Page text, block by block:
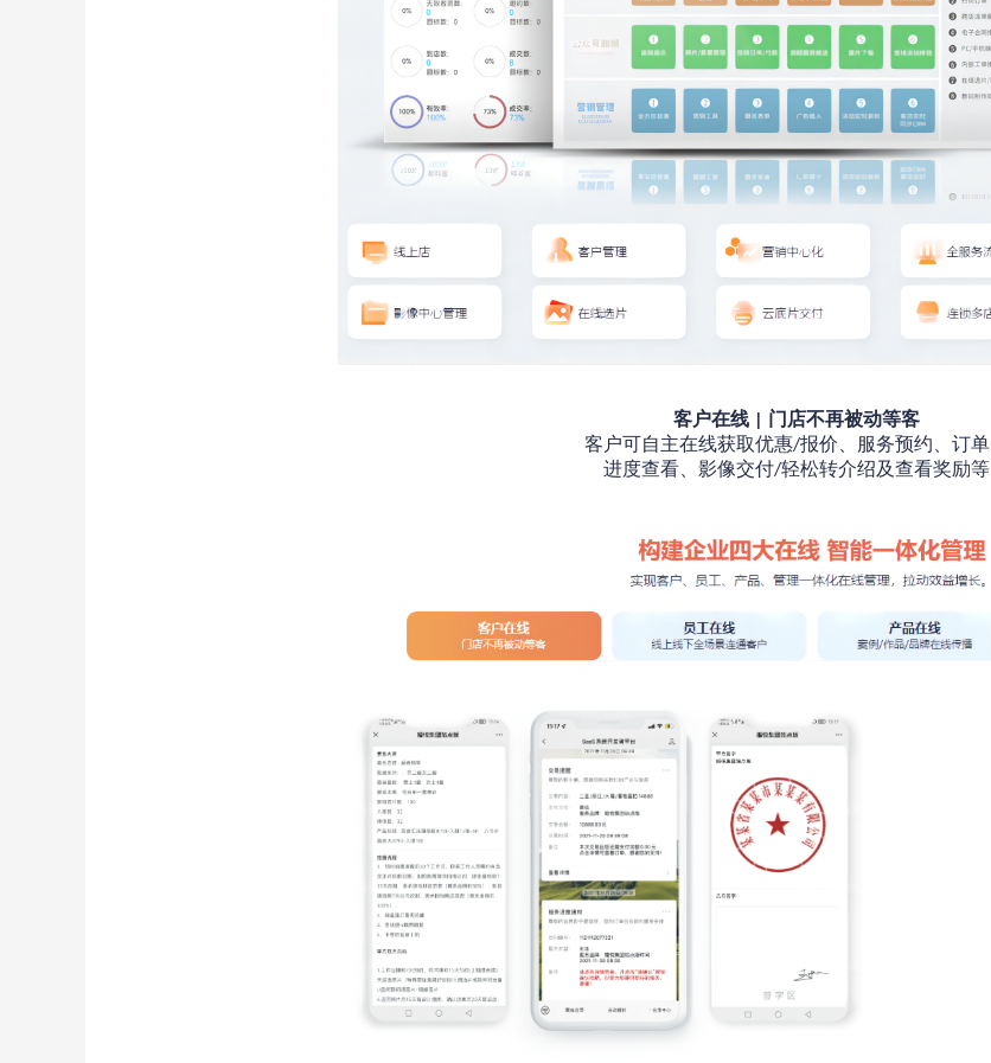
客户在线
门店不再被动等客
客户可自主在线获取优惠/报价 、服务预约、 订单
进度查看、影像交付/轻松转介绍及查看奖励等